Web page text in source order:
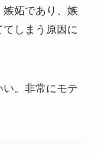
妬であり、嫉
しまう原因に
。非常にモテ